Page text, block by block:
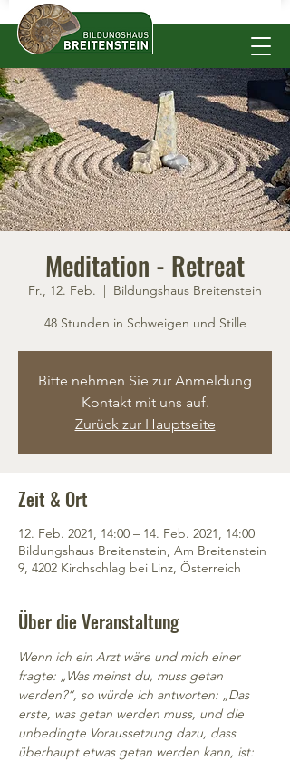
Meditation - Retreat
Fr., 12. Feb.
  |
Bildungshaus Breitenstein
48 Stunden in Schweigen und Stille
Bitte nehmen Sie zur Anmeldung
Kontakt mit uns auf.
Zurück zur Hauptseite
Zeit & Ort
12. Feb. 2021, 14:00 – 14. Feb. 2021, 14:00
Bildungshaus Breitenstein, Am Breitenstein
9, 4202 Kirchschlag bei Linz, Österreich
Über die Veranstaltung
Wenn ich ein Arzt wäre und mich einer
fragte: „Was meinst du, muss getan
werden?“, so würde ich antworten: „Das
erste, was getan werden muss, und die
unbedingte Voraussetzung dazu, dass
überhaupt etwas getan werden kann, ist: